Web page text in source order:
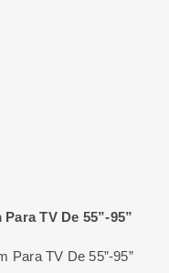
TV De 55”-95”
Para TV De 55”-95”